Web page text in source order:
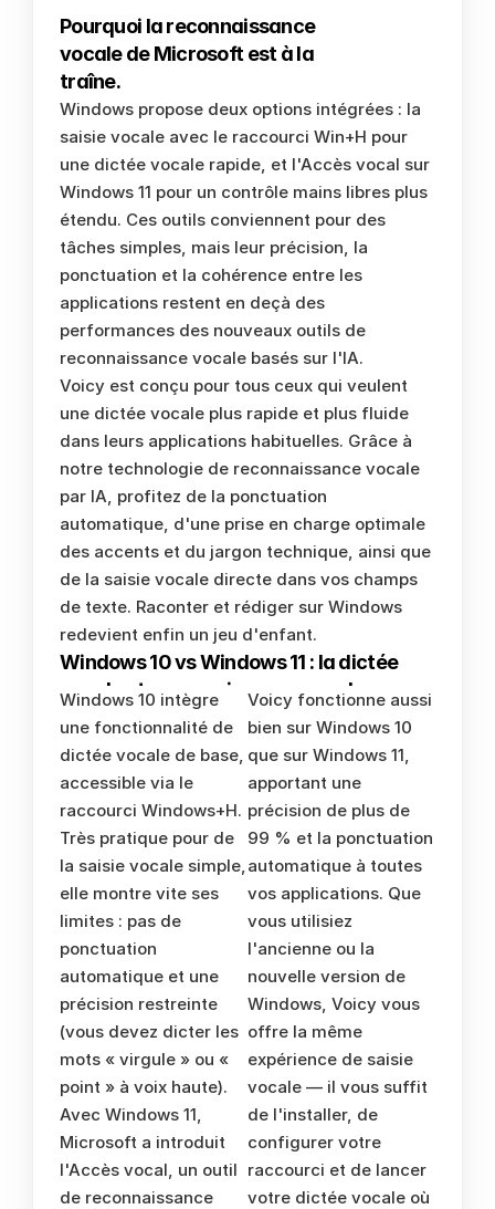
Pourquoi la reconnaissance
vocale de Microsoft est à la
traîne.
Windows propose deux options intégrées : la
saisie vocale avec le raccourci Win+H pour
une dictée vocale rapide, et l'Accès vocal sur
Windows 11 pour un contrôle mains libres plus
étendu. Ces outils conviennent pour des
tâches simples, mais leur précision, la
ponctuation et la cohérence entre les
applications restent en deçà des
performances des nouveaux outils de
reconnaissance vocale basés sur l'IA.
Voicy est conçu pour tous ceux qui veulent
une dictée vocale plus rapide et plus fluide
dans leurs applications habituelles. Grâce à
notre technologie de reconnaissance vocale
par IA, profitez de la ponctuation
automatique, d'une prise en charge optimale
des accents et du jargon technique, ainsi que
de la saisie vocale directe dans vos champs
de texte. Raconter et rédiger sur Windows
redevient enfin un jeu d'enfant.
Windows 10 vs Windows 11 : la dictée
vocale et reconnaissance vocale
comparées
Windows 10 intègre
une fonctionnalité de
dictée vocale de base,
accessible via le
raccourci Windows+H.
Très pratique pour de
la saisie vocale simple,
elle montre vite ses
limites : pas de
ponctuation
automatique et une
précision restreinte
(vous devez dicter les
mots « virgule » ou «
point » à voix haute).
Avec Windows 11,
Microsoft a introduit
l'Accès vocal, un outil
de reconnaissance
Voicy fonctionne aussi
bien sur Windows 10
que sur Windows 11,
apportant une
précision de plus de
99 % et la ponctuation
automatique à toutes
vos applications. Que
vous utilisiez
l'ancienne ou la
nouvelle version de
Windows, Voicy vous
offre la même
expérience de saisie
vocale — il vous suffit
de l'installer, de
configurer votre
raccourci et de lancer
votre dictée vocale où